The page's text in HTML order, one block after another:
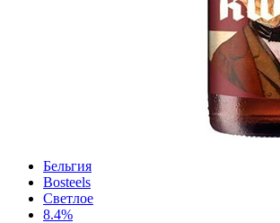
Бельгия
Bosteels
Светлое
8.4%